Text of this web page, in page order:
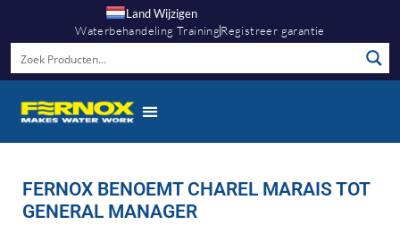
Land Wijzigen
Waterbehandeling TrainingRegistreer garantie
FERNOX BENOEMT CHAREL MARAIS TOT
GENERAL MANAGER